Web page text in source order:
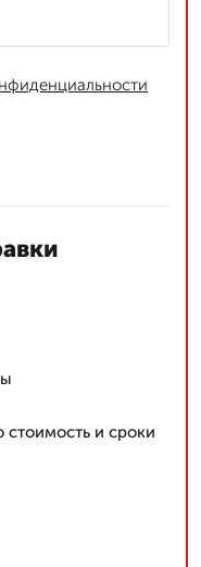
стоимость и сроки